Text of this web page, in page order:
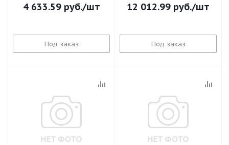
4 633.59руб./шт
Под заказ
12 012.99 руб./шт
Под заказ